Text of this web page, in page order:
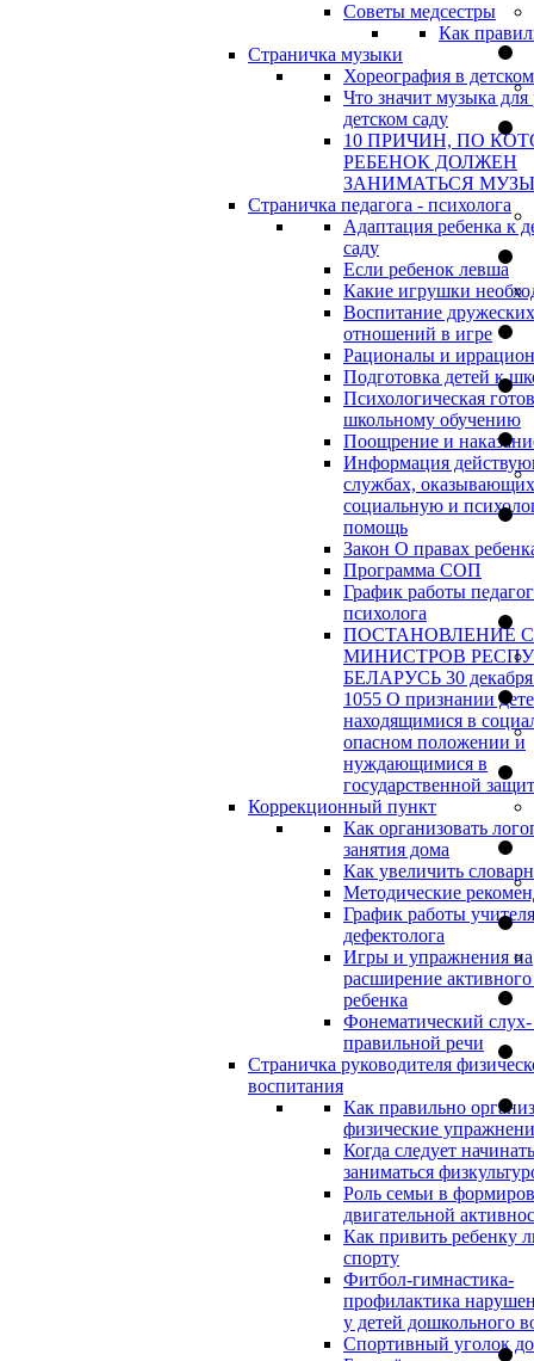
Советы медсестры
Как
Страничка музыки
Хореография в
Что значит музыка для
детском саду
10 ПРИЧИН, ПО
РЕБЕНОК ДОЛЖЕН
ЗАНИМАТЬСЯ
Страничка педагога - психолога
Адаптация ребенка к
саду
Если ребенок левша
Какие игрушки
Воспитание дружеских
отношений в игре
Рационалы и
Подготовка детей к
Психологическая
школьному обучению
Поощрение и
Информация
службах, оказывающих
социальную и
помощь
Закон О правах
Программа СОП
График работы
психолога
ПОСТАНОВЛЕНИЕ
МИНИСТРОВ
БЕЛАРУСЬ 30
1055 О признании
находящимися в
опасном положении и
нуждающимися в
государственной
Коррекционный пункт
Как организовать
занятия дома
Как увеличить
Методические
График работы
дефектолога
Игры и упражнения на
расширение активного
ребенка
Фонематический слух-
правильной речи
Страничка руководителя
воспитания
Как правильно
физические
Когда следует начинать
заниматься
Роль семьи в
двигательной
Как привить ребенку
спорту
Фитбол-гимнастика-
профилактика
у детей дошкольного
Спортивный уголок